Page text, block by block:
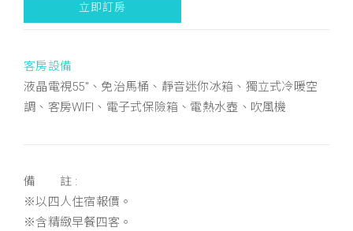
立即訂房
客房設備
液晶電視55"、免治馬桶、靜音迷你冰箱、獨立式冷暖空
調、客房WIFI、電子式保險箱、電熱水壺、吹風機
備 註 :
※以四人住宿報價。
※含精緻早餐四客。